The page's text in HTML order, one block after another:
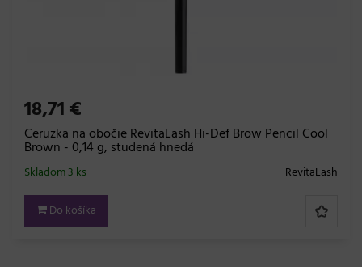
18,71 €
Ceruzka na obočie RevitaLash Hi-Def Brow Pencil Cool
Brown - 0,14 g, studená hnedá
RevitaLash
Skladom 3 ks
Do košíka